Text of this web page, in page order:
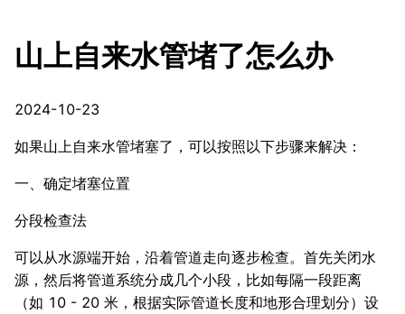
山上自来水管堵了怎么办
2024-10-23
如果山上自来水管堵塞了，可以按照以下步骤来解决：
一、确定堵塞位置
分段检查法
可以从水源端开始，沿着管道走向逐步检查。首先关闭水
源，然后将管道系统分成几个小段，比如每隔一段距离
（如 10 - 20 米，根据实际管道长度和地形合理划分）设